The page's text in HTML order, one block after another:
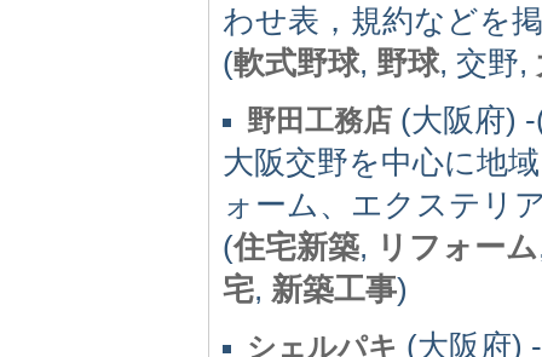
わせ表，規約などを
(軟式野球, 野球, 交野,
野田工務店 (大阪府)
大阪交野を中心に地
ォーム、エクステリ
(住宅新築, リフォーム
宅, 新築工事)
シェルパキ (大阪府)